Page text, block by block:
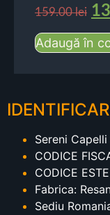
159.00lei
Adaugă în
Sereni Capelli
CODICE
CODICE
Fabrica:
Sediu